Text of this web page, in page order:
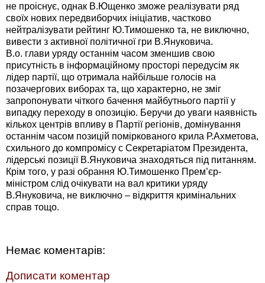
не проіснує, однак В.Ющенко зможе реалізувати ряд
своїх нових передвиборчих ініціатив, частково
нейтралізувати рейтинг Ю.Тимошенко та, не виключно,
вивести з активної політичної гри В.Януковича.
В.о. глави уряду останнім часом зменшив свою
присутність в інформаційному просторі передусім як
лідер партії, що отримала найбільше голосів на
позачергових виборах та, що характерно, не зміг
запропонувати чіткого бачення майбутнього партії у
випадку переходу в опозицію. Беручи до уваги наявність
кількох центрів впливу в Партії регіонів, домінування
останнім часом позицій поміркованого крила Р.Ахметова,
схильного до компромісу с Секретаріатом Президента,
лідерські позиції В.Януковича знаходяться під питанням.
Крім того, у разі обрання Ю.Тимошенко Прем’єр-
міністром слід очікувати на вал критики уряду
В.Януковича, не виключно – відкриття кримінальних
справ тощо.
Немає коментарів:
Дописати коментар